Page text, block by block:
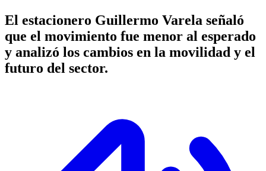
El estacionero Guillermo Varela señaló
que el movimiento fue menor al esperado
y analizó los cambios en la movilidad y el
futuro del sector.